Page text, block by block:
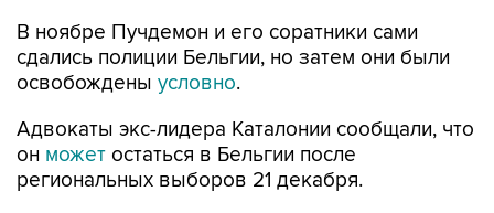
В ноябре Пучдемон и его соратники сами
сдались полиции Бельгии, но затем они были
освобождены условно.
Адвокаты экс-лидера Каталонии сообщали, что
он может остаться в Бельгии после
региональных выборов 21 декабря.